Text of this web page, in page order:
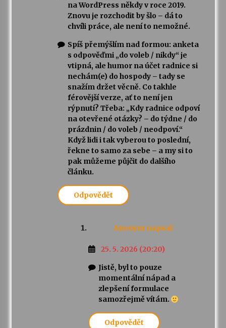
na WordPress někdy v roce 2019.
Znovu je rozchodit by šlo – dá to
chvíli práce, ale není to nemožné.
Spíš přemýšlím nad formou: anketa
s odpověďmi „do voleb / nikdy“ je
vtipná, ale humor na účet radnice si
nechám(e) do hospody – tady se
snažím držet věcně. Co takhle
férovější verze, ať to není jen
rýpnutí? Třeba: „Kdy radnice odpoví
na otevřené otázky? – do týdne / do
prázdnin / do voleb / neodpoví.“
Když lidi i tak vyberou to poslední,
řekne to samo za sebe – a my si to
pak můžeme půjčit do dalšího
článku.
Odpovědět
Anonym napsal:
25. 5. 2026 (20:20)
Jistě, byl to pouze
momentální nápad a
zlepšení formulace
samozřejmě vítám.
Odpovědět